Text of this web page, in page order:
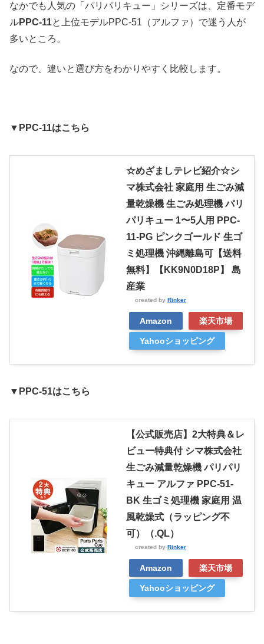
なかでも人気の「パリパリキュー」シリーズは、定番モデ
ルPPC-11と上位モデルPPC-51（アルファ）で迷う人が
多いところ。
なので、違いと選び方をわかりやすく比較します。
▼PPC-11はこちら
☆めざましテレビ紹介☆シ
マ株式会社 家庭用 生ごみ減
量乾燥機 生ごみ処理機 パリ
パリキュー 1〜5人用 PPC-
11-PG ピンクゴールド 生ゴ
ミ処理機 沖縄離島可【送料
無料】【KK9N0D18P】 島
産業
created by Rinker
Amazon 楽天市場
Yahooショッピング
▼PPC-51はこちら
【公式販売店】2大特典＆レ
ビュー特典付 シマ株式会社
生ごみ減量乾燥機 パリパリ
キュー アルファ PPC-51-
BK 生ゴミ処理機 家庭用 温
風乾燥式（ラッピング不
可）（.QL）
created by Rinker
Amazon 楽天市場
Yahooショッピング